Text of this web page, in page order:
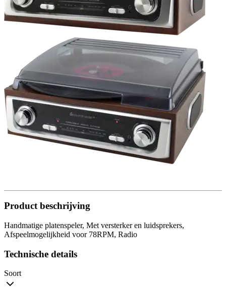
Product beschrijving
Handmatige platenspeler, Met versterker en luidsprekers,
Afspeelmogelijkheid voor 78RPM, Radio
Technische details
Soort